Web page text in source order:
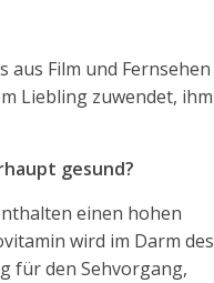
aus Film und Fernsehen
Liebling zuwendet, ihm
gesund?
einen hohen
wird im Darm des
für den Sehvorgang,